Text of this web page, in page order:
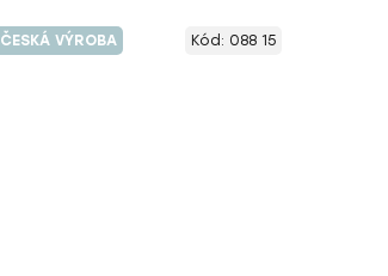
ČESKÁ VÝROBA Kód: 088 15